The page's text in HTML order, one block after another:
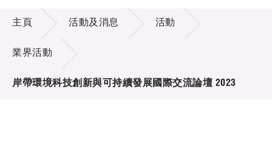
技術商品化
項目及資助計劃
活動及消息
主頁 活動及消息 活動
業界活動
岸帶環境科技創新與可持續發展國際交流論壇 2023